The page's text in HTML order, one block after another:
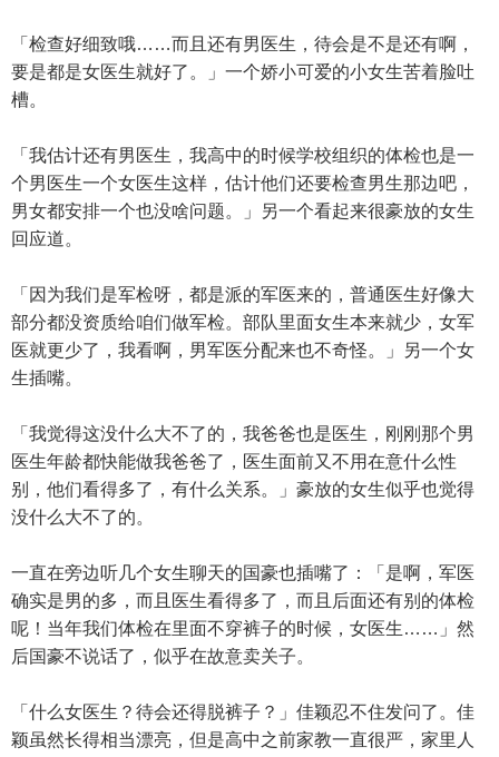
「检查好细致哦……而且还有男医生，待会是不是还有啊，
要是都是女医生就好了。」一个娇小可爱的小女生苦着脸吐
槽。
「我估计还有男医生，我高中的时候学校组织的体检也是一
个男医生一个女医生这样，估计他们还要检查男生那边吧，
男女都安排一个也没啥问题。」另一个看起来很豪放的女生
回应道。
「因为我们是军检呀，都是派的军医来的，普通医生好像大
部分都没资质给咱们做军检。部队里面女生本来就少，女军
医就更少了，我看啊，男军医分配来也不奇怪。」另一个女
生插嘴。
「我觉得这没什么大不了的，我爸爸也是医生，刚刚那个男
医生年龄都快能做我爸爸了，医生面前又不用在意什么性
别，他们看得多了，有什么关系。」豪放的女生似乎也觉得
没什么大不了的。
一直在旁边听几个女生聊天的国豪也插嘴了：「是啊，军医
确实是男的多，而且医生看得多了，而且后面还有别的体检
呢！当年我们体检在里面不穿裤子的时候，女医生……」然
后国豪不说话了，似乎在故意卖关子。
「什么女医生？待会还得脱裤子？」佳颖忍不住发问了。佳
颖虽然长得相当漂亮，但是高中之前家教一直很严，家里人